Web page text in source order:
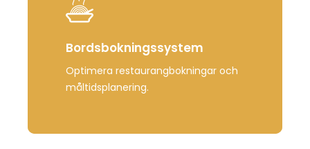
Bordsbokningssystem
Optimerarestaurangbokningar och
måltidsplanering.